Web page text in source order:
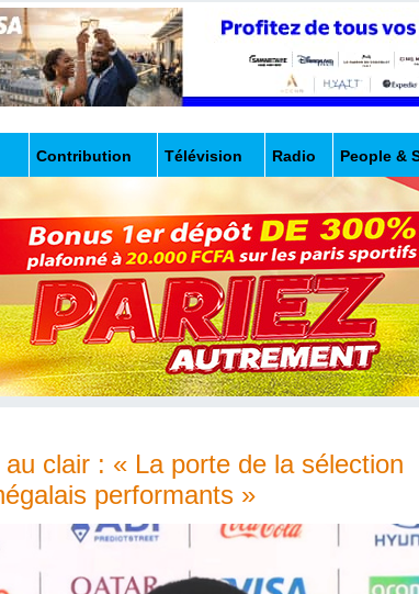
Contribution Télévision Radio People &
clair : « La porte de la sélection
performants »